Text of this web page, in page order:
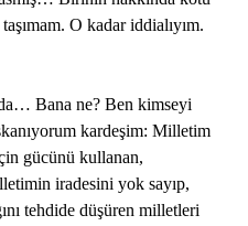
O kadar iddialıyım.
Bana ne? Ben kimseyi
kardeşim: Milletim
gücünü kullanan,
iradesini yok sayıp,
tehdide düşüren milletleri